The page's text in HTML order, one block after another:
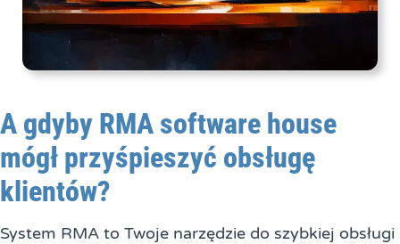
A gdyby RMA software house
mógł przyśpieszyć obsługę
klientów?
System RMA to Twoje narzędzie do szybkiej obsługi